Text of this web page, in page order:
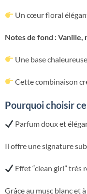
Un cœur floral
Notes de fond : Vanille,
Une base
Cette combinaison
Pourquoi choisir
Parfum doux et
Il offre une signature
Effet “clean girl” très
Grâce au musc blanc et